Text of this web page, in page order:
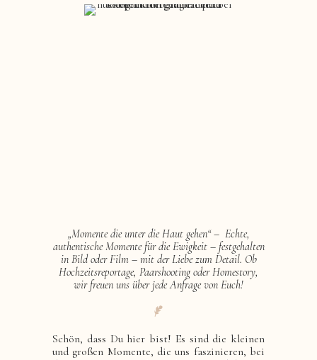
„Momente die unter die Haut gehen“ – Echte,
authentische Momente für die Ewigkeit – festgehalten
in Bild oder Film – mit der Liebe zum Detail. Ob
Hochzeitsreportage, Paarshooting oder Homestory,
wir freuen uns über jede Anfrage von Euch!
Schön, dass Du hier bist! Es sind die kleinen
und großen Momente, die uns faszinieren, bei